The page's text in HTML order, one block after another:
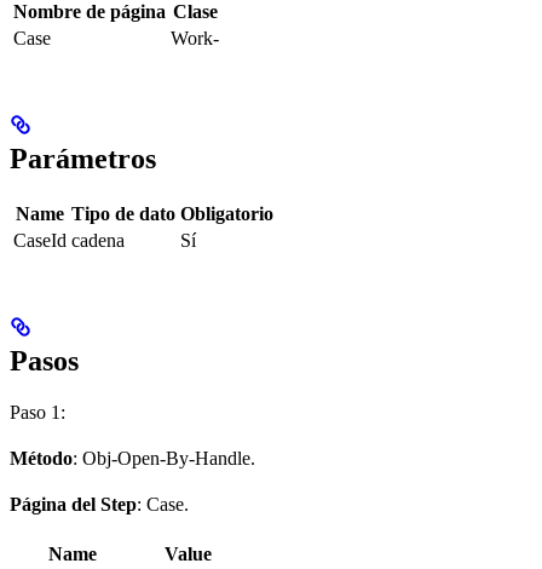
Nombre de página Clase
Case
Work-
Parámetros
Name Tipo de dato Obligatorio
CaseId cadena Sí
Pasos
Paso 1:
Método: Obj-Open-By-Handle.
Página del Step: Case.
Name
Value